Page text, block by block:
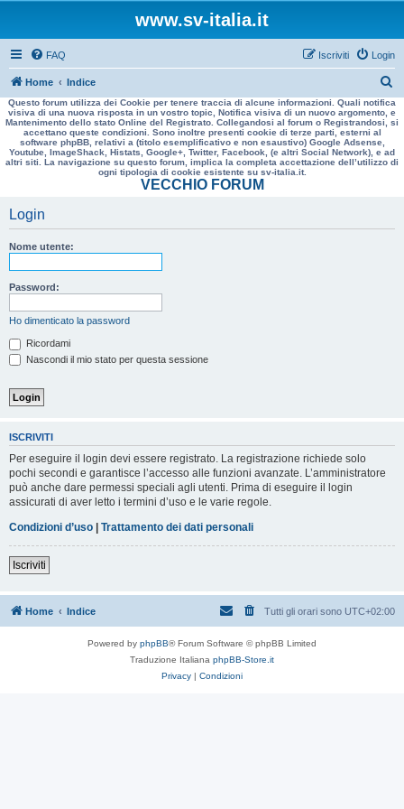
www.sv-italia.it
FAQ Login
Iscriviti
Home Indice
e
r
a
Questo forum utilizza dei Cookie per tenere traccia di alcune informazioni. Quali notifica
visiva di una nuova risposta in un vostro topic, Notifica visiva di un nuovo argomento, e
Mantenimento dello stato Online del Registrato. Collegandosi al forum o Registrandosi, si
accettano queste condizioni. Sono inoltre presenti cookie di terze parti, esterni al
software phpBB, relativi a (titolo esemplificativo e non esaustivo) Google Adsense,
Youtube, ImageShack, Histats, Google+, Twitter, Facebook, (e altri Social Network), e ad
altri siti. La navigazione su questo forum, implica la completa accettazione dell’utilizzo di
ogni tipologia di cookie esistente su sv-italia.it.
VECCHIO FORUM
Login
Nome utente:
Password:
Ho dimenticato la password
Ricordami
Nascondi il mio stato per questa sessione
ISCRIVITI
Per eseguire il login devi essere registrato. La registrazione richiede solo
pochi secondi e garantisce l’accesso alle funzioni avanzate. L’amministratore
può anche dare permessi speciali agli utenti. Prima di eseguire il login
assicurati di aver letto i termini d’uso e le varie regole.
Condizioni d’uso | Trattamento dei dati personali
Iscriviti
Home Indice Tutti gli orari sono UTC+02:00
Powered by phpBB® Forum Software © phpBB Limited
Traduzione Italiana phpBB-Store.it
Privacy | Condizioni